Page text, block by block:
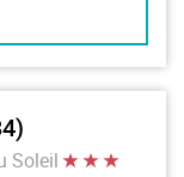
Soleil